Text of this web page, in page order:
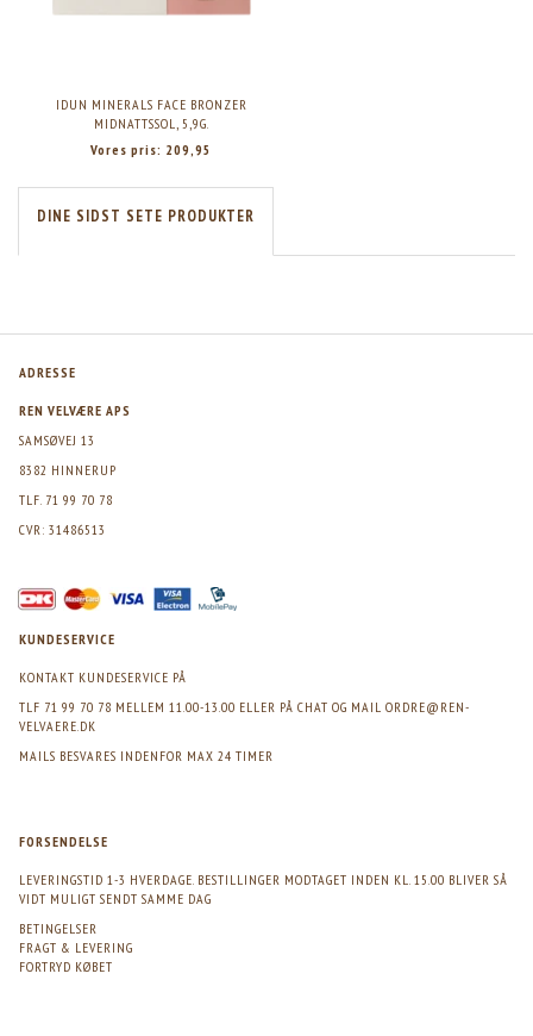
IDUN MINERALS FACE BRONZER
MIDNATTSSOL, 5,9G.
Vores pris: 209,95
DINE SIDST SETE PRODUKTER
ADRESSE
REN VELVÆRE APS
SAMSØVEJ 13
8382 HINNERUP
TLF. 71 99 70 78
CVR: 31486513
KUNDESERVICE
KONTAKT KUNDESERVICE PÅ
TLF 71 99 70 78 MELLEM 11.00-13.00 ELLER PÅ CHAT OG MAIL ORDRE@REN-
VELVAERE.DK
MAILS BESVARES INDENFOR MAX 24 TIMER
FORSENDELSE
LEVERINGSTID 1-3 HVERDAGE. BESTILLINGER MODTAGET INDEN KL. 15.00 BLIVER SÅ
VIDT MULIGT SENDT SAMME DAG
BETINGELSER
FRAGT & LEVERING
FORTRYD KØBET